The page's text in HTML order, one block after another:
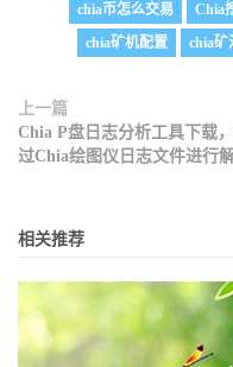
chia币怎么交易
Chia
chia矿机配置
chia矿
上一篇
Chia P盘日志分析工具下载
过Chia绘图仪日志文件进行
相关推荐